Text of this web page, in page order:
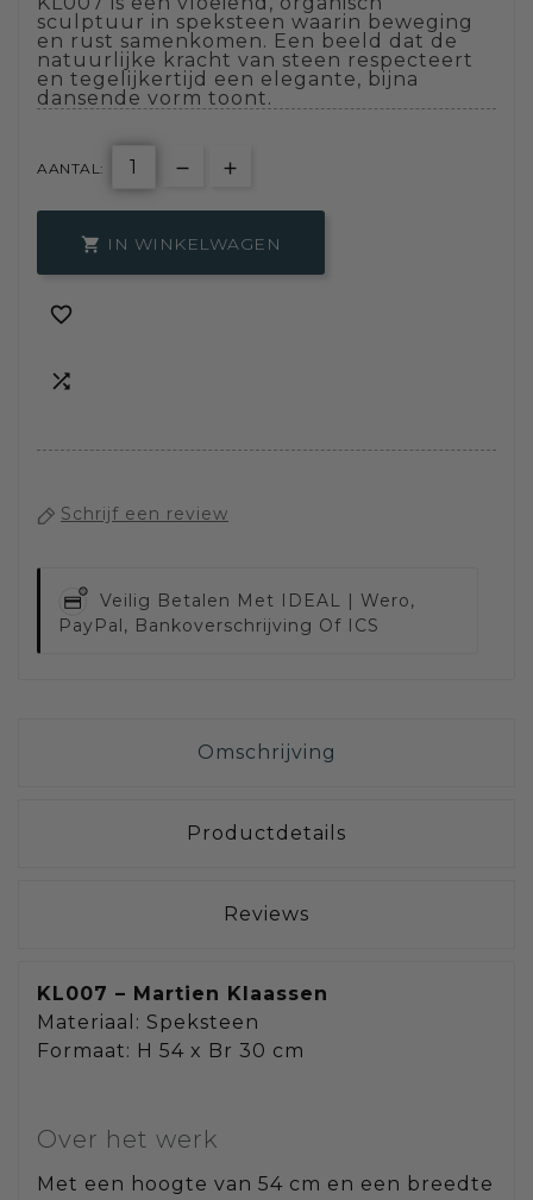
sculptuur in speksteen waarin beweging
en rust samenkomen. Een beeld dat de
natuurlijke kracht van steen respecteert
en tegelijkertijd een elegante, bijna
dansende vorm toont.
AANTAL:
 IN WINKELWAGEN


Schrijf een review
Veilig Betalen Met IDEAL | Wero,
PayPal, Bankoverschrijving Of ICS
Omschrijving
Productdetails
Reviews
KL007 – Martien Klaassen
Materiaal: Speksteen
Formaat: H 54 x Br 30 cm
Over het werk
Met een hoogte van 54 cm en een breedte